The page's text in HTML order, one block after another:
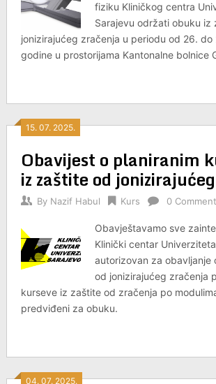
fiziku Kliničkog centra
Sarajevu održati obuku iz
jonizirajućeg zračenja u periodu od 26.
godine u prostorijama Kantonalne bolnice
15. 07. 2025.
Obavijest o planiranim
iz zaštite od
By Nazif Habul Kurs 0
Obavještavamo sve
Klinički centar
autorizovan za obavljanje
od jonizirajućeg zračenja
kurseve iz zaštite od zračenja po
predviđeni za obuku.
04. 07. 2025.